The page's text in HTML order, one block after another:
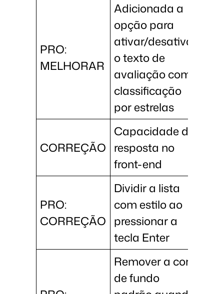
PRO:
MELHORAR
Adicionada a
opção para
ativar/desativar
o texto de
avaliação com
classificação
por estrelas
CORREÇÃO
Capacidade de
resposta no
front-end
PRO:
CORREÇÃO
Dividir a lista
com estilo ao
pressionar a
tecla Enter
Remover a cor
de fundo